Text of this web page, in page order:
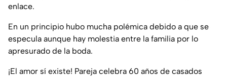
enlace.
En un principio hubo mucha polémica debido a que se
especula aunque hay molestia entre la familia por lo
apresurado de la boda.
¡El amor sí existe! Pareja celebra 60 años de casados